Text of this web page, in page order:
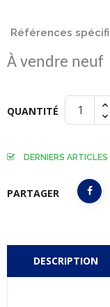
Références
À vendre neuf
QUANTITÉ
DERNIERS
PARTAGER
DESCRIPTION